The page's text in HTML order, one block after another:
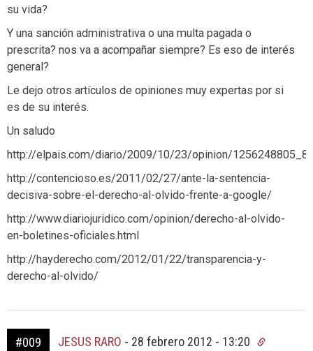
su vida?
Y una sanción administrativa o una multa pagada o
prescrita? nos va a acompañar siempre? Es eso de interés
general?
Le dejo otros artículos de opiniones muy expertas por si
es de su interés.
Un saludo
http://elpais.com/diario/2009/10/23/opinion/
http://contencioso.es/2011/02/27/ante-la-sentencia-
decisiva-sobre-el-derecho-al-olvido-frente-a-google/
http://www.diariojuridico.com/opinion/derecho-al-olvido-
en-boletines-oficiales.html
http://hayderecho.com/2012/01/22/transparencia-y-
derecho-al-olvido/
#009 JESUS RARO - 28 febrero 2012 - 13:20